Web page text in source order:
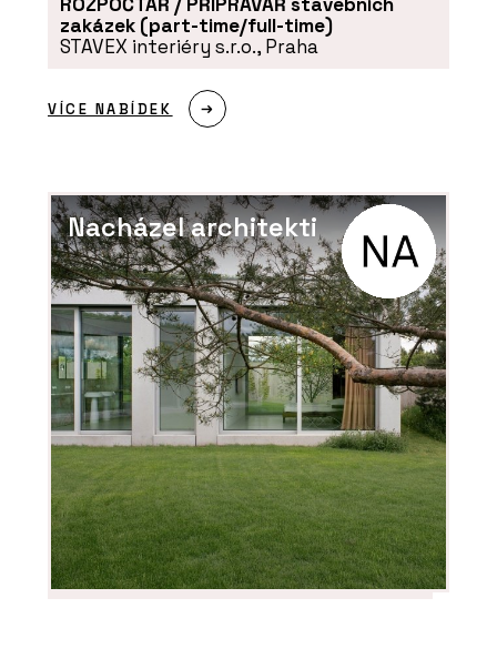
zakázek (part-time/full-time)
STAVEX interiéry s.r.o., Praha
VÍCE NABÍDEK
Nacházel architekti